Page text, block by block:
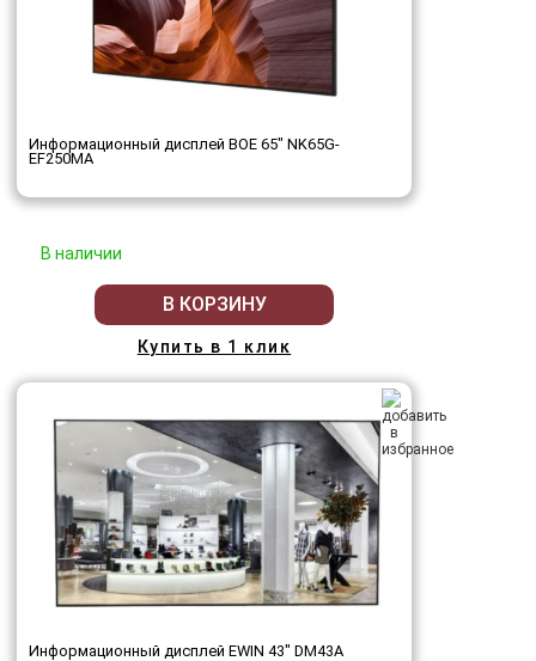
Информационный дисплей BOE 65" NK65G-
EF250MA
В наличии
В КОРЗИНУ
Купить в 1 клик
Информационный дисплей EWIN 43" DM43A